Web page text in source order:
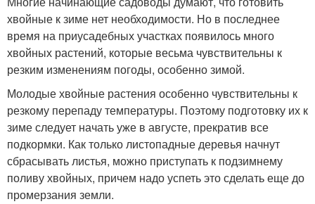
хвойные к зиме нет необходимости. Но в последнее
время на приусадебных участках появилось много
хвойных растений, которые весьма чувствительны к
резким изменениям погоды, особенно зимой.
Молодые хвойные растения особенно чувствительны к
резкому перепаду температуры. Поэтому подготовку их к
зиме следует начать уже в августе, прекратив все
подкормки. Как только листопадные деревья начнут
сбрасывать листья, можно приступать к подзимнему
поливу хвойных, причем надо успеть это сделать еще до
промерзания земли.